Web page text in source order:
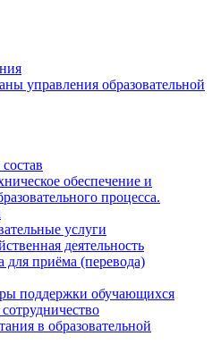
управления образовательной
обеспечение и
процесса.
услуги
деятельность
для приёма (перевода)
поддержки обучающихся
в образовательной